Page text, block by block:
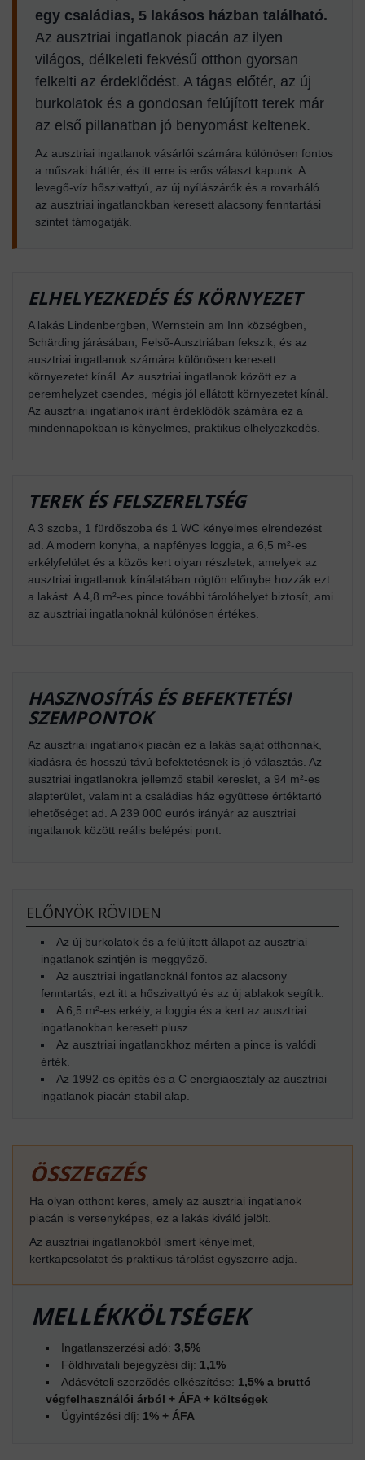
egy családias, 5 lakásos házban található.
Az ausztriai ingatlanok piacán az ilyen
világos, délkeleti fekvésű otthon gyorsan
felkelti az érdeklődést. A tágas előtér, az új
burkolatok és a gondosan felújított terek már
az első pillanatban jó benyomást keltenek.
Az ausztriai ingatlanok vásárlói számára különösen fontos
a műszaki háttér, és itt erre is erős választ kapunk. A
levegő-víz hőszivattyú, az új nyílászárók és a rovarháló
az ausztriai ingatlanokban keresett alacsony fenntartási
szintet támogatják.
ELHELYEZKEDÉS ÉS KÖRNYEZET
A lakás Lindenbergben, Wernstein am Inn községben,
Schärding járásában, Felső-Ausztriában fekszik, és az
ausztriai ingatlanok számára különösen keresett
környezetet kínál. Az ausztriai ingatlanok között ez a
peremhelyzet csendes, mégis jól ellátott környezetet kínál.
Az ausztriai ingatlanok iránt érdeklődők számára ez a
mindennapokban is kényelmes, praktikus elhelyezkedés.
TEREK ÉS FELSZERELTSÉG
A 3 szoba, 1 fürdőszoba és 1 WC kényelmes elrendezést
ad. A modern konyha, a napfényes loggia, a 6,5 m²-es
erkélyfelület és a közös kert olyan részletek, amelyek az
ausztriai ingatlanok kínálatában rögtön előnybe hozzák ezt
a lakást. A 4,8 m²-es pince további tárolóhelyet biztosít, ami
az ausztriai ingatlanoknál különösen értékes.
HASZNOSÍTÁS ÉS BEFEKTETÉSI
SZEMPONTOK
Az ausztriai ingatlanok piacán ez a lakás saját otthonnak,
kiadásra és hosszú távú befektetésnek is jó választás. Az
ausztriai ingatlanokra jellemző stabil kereslet, a 94 m²-es
alapterület, valamint a családias ház együttese értéktartó
lehetőséget ad. A 239 000 eurós irányár az ausztriai
ingatlanok között reális belépési pont.
ELŐNYÖK RÖVIDEN
Az új burkolatok és a felújított állapot az ausztriai
ingatlanok szintjén is meggyőző.
Az ausztriai ingatlanoknál fontos az alacsony
fenntartás, ezt itt a hőszivattyú és az új ablakok segítik.
A 6,5 m²-es erkély, a loggia és a kert az ausztriai
ingatlanokban keresett plusz.
Az ausztriai ingatlanokhoz mérten a pince is valódi
érték.
Az 1992-es építés és a C energiaosztály az ausztriai
ingatlanok piacán stabil alap.
ÖSSZEGZÉS
Ha olyan otthont keres, amely az ausztriai ingatlanok
piacán is versenyképes, ez a lakás kiváló jelölt.
Az ausztriai ingatlanokból ismert kényelmet,
kertkapcsolatot és praktikus tárolást egyszerre adja.
MELLÉKKÖLTSÉGEK
Ingatlanszerzési adó: 3,5%
Földhivatali bejegyzési díj: 1,1%
Adásvételi szerződés elkészítése: 1,5% a bruttó
végfelhasználói árból + ÁFA + költségek
Ügyintézési díj: 1% + ÁFA